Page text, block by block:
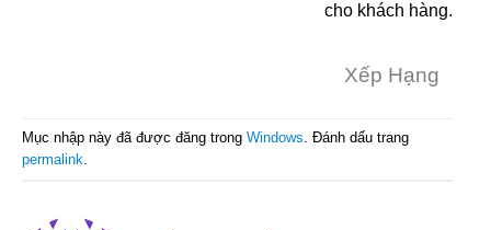
cho khách hàng.
Xếp Hạng
Mục nhập này đã được đăng trong Windows . Đánh dấu trang
permalink